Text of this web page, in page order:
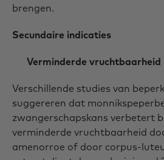
brengen.
Secundaire indicaties
Verminderde vruchtbaarheid
Verschillende studies van
suggereren dat
zwangerschapskans verbetert
verminderde vruchtbaarheid
amenorroe of door corpus-